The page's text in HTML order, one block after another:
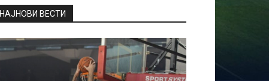
НAЈНОВИ ВЕСТИ